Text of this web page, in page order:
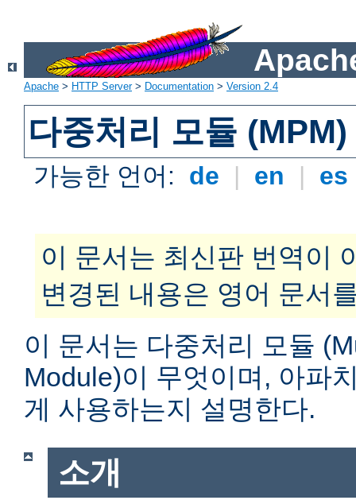
Apache > HTTP Server> Documentation > Version 2.4
다중처리 모듈 (MPM)
가능한 언어: de | en | es
이 문서는 최신판 번역이
변경된 내용은 영어 문서
이 문서는 다중처리 모듈
Module)이 무엇이며, 아파
게 사용하는지 설명한다.
소개